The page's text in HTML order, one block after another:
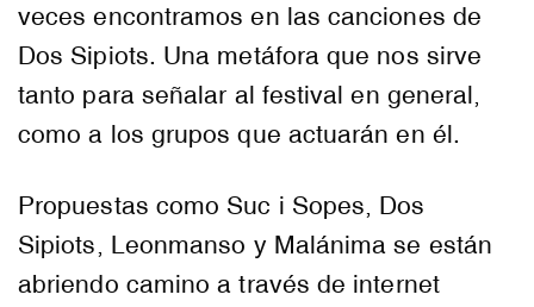
veces encontramos en las canciones de
Dos Sipiots. Una metáfora que nos sirve
tanto para señalar al festival en general,
como a los grupos que actuarán en él.
Propuestas como Suc i Sopes, Dos
Sipiots, Leonmanso y Malánima se están
abriendo camino a través de internet